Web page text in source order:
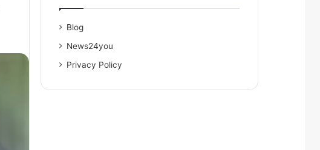
Blog
News24you
Privacy Policy